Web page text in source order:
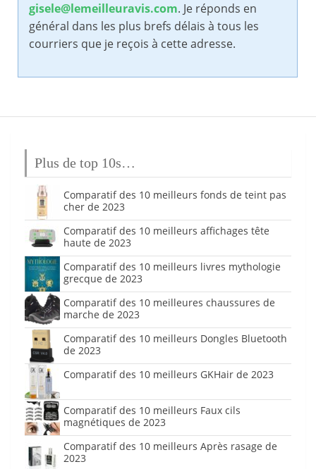
gisele@lemeilleuravis.com. Je réponds en
général dans les plus brefs délais à tous les
courriers que je reçois à cette adresse.
Plus de top 10s…
Comparatif des 10 meilleurs fonds de teint pas
cher de 2023
Comparatif des 10 meilleurs affichages tête
haute de 2023
Comparatif des 10 meilleurs livres mythologie
grecque de 2023
Comparatif des 10 meilleures chaussures de
marche de 2023
Comparatif des 10 meilleurs Dongles Bluetooth
de 2023
Comparatif des 10 meilleurs GKHair de 2023
Comparatif des 10 meilleurs Faux cils
magnétiques de 2023
Comparatif des 10 meilleurs Après rasage de
2023